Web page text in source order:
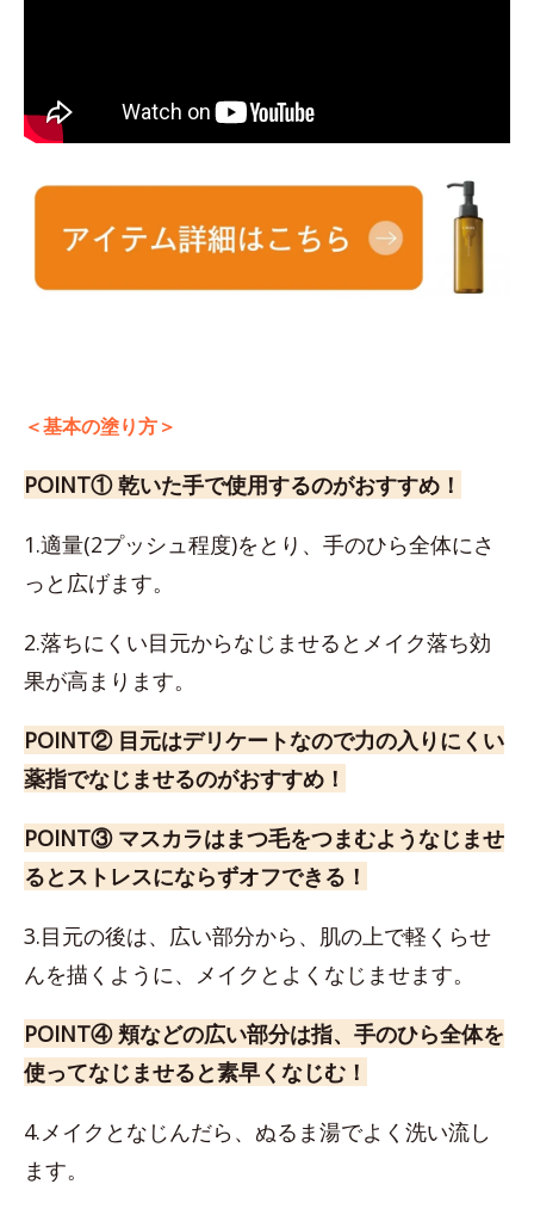
＜基本の塗り方＞
POINT① 乾いた手で使用するのがおすすめ！
1.適量(2プッシュ程度)をとり、手のひら全体にさ
っと広げます。
2.落ちにくい目元からなじませるとメイク落ち効
果が高まります。
POINT② 目元はデリケートなので力の入りにくい
薬指でなじませるのがおすすめ！
POINT③ マスカラはまつ毛をつまむようなじませ
るとストレスにならずオフできる！
3.目元の後は、広い部分から、肌の上で軽くらせ
んを描くように、メイクとよくなじませます。
POINT④ 頬などの広い部分は指、手のひら全体を
使ってなじませると素早くなじむ！
4.メイクとなじんだら、ぬるま湯でよく洗い流し
ます。